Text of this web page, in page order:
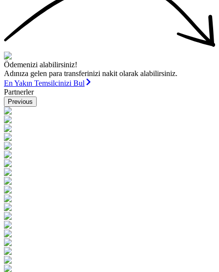
Ödemenizi alabilirsiniz!
Adınıza gelen para transferinizi nakit olarak alabilirsiniz.
En Yakın Temsilcinizi Bul
Partnerler
Previous